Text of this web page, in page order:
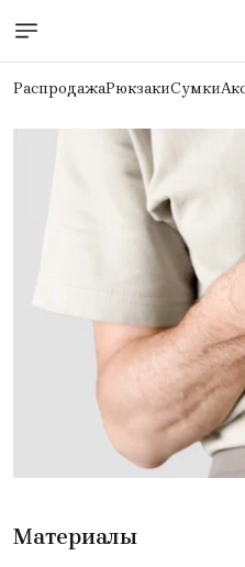
РаспродажаРюкзакиСумки
Материалы